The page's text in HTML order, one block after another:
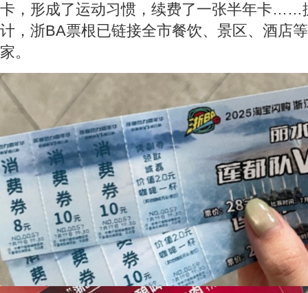
卡，形成了运动习惯，续费了一张半年卡……
计，浙BA票根已链接全市餐饮、景区、酒店
家。